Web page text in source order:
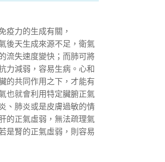
疫力的生成有關，
後天生成來源不足，衛氣
流失速度變快；而肺可將
力減弱，容易生病。心和
的共同作用之下，才能有
也就會利用特定臟腑正氣
、肺炎或是皮膚過敏的情
的正氣虛弱，無法疏理氣
是腎的正氣虛弱，則容易